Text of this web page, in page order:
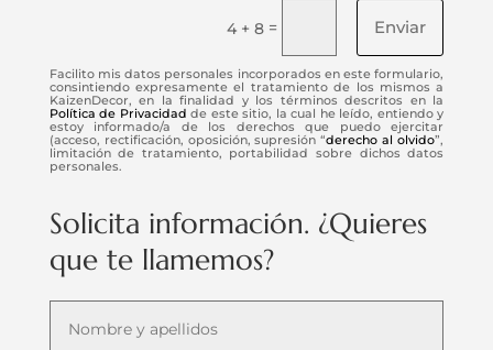
4 + 8 = Enviar
Facilito mis datos personales incorporados en este formulario,
consintiendo expresamente el tratamiento de los mismos a
KaizenDecor, en la finalidad y los términos descritos en la
Política de Privacidad de este sitio, la cual he leído, entiendo y
estoy informado/a de los derechos que puedo ejercitar
(acceso, rectificación, oposición, supresión “derecho al olvido”,
limitación de tratamiento, portabilidad sobre dichos datos
personales.
Solicita información. ¿Quieres
que te llamemos?